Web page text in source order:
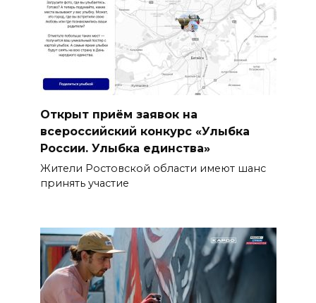
Открыт приём заявок на
всероссийский конкурс «Улыбка
России. Улыбка единства»
Жители Ростовской области имеют шанс
принять участие